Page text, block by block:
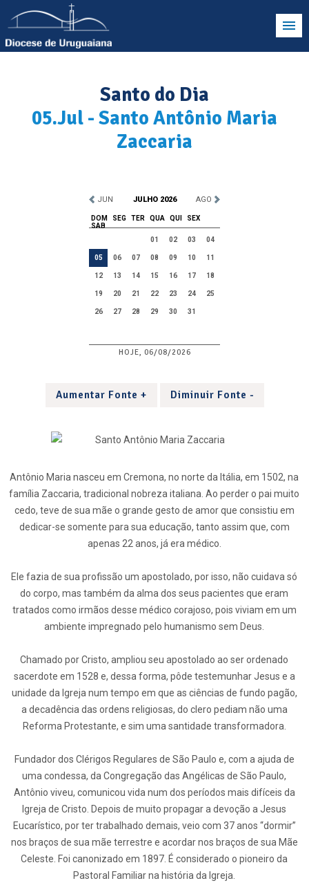
Santo do Dia
05.Jul - Santo Antônio Maria
Zaccaria
JUN JULHO 2026 AGO
DOM SEG TER QUA QUI
SEX
SAB
01
02 03 04
05 06 07 08 09 10 11
12 13 14 15 16 17 18
19 20 21 22 23 24 25
26 27 28 29 30 31
HOJE, 06/08/2026
Aumentar Fonte + Diminuir Fonte -
Antônio Maria nasceu em Cremona, no norte da Itália, em 1502, na
família Zaccaria, tradicional nobreza italiana. Ao perder o pai muito
cedo, teve de sua mãe o grande gesto de amor que consistiu em
dedicar-se somente para sua educação, tanto assim que, com
apenas 22 anos, já era médico.
Ele fazia de sua profissão um apostolado, por isso, não cuidava só
do corpo, mas também da alma dos seus pacientes que eram
tratados como irmãos desse médico corajoso, pois viviam em um
ambiente impregnado pelo humanismo sem Deus.
Chamado por Cristo, ampliou seu apostolado ao ser ordenado
sacerdote em 1528 e, dessa forma, pôde testemunhar Jesus e a
unidade da Igreja num tempo em que as ciências de fundo pagão,
a decadência das ordens religiosas, do clero pediam não uma
Reforma Protestante, e sim uma santidade transformadora.
Fundador dos Clérigos Regulares de São Paulo e, com a ajuda de
uma condessa, da Congregação das Angélicas de São Paulo,
Antônio viveu, comunicou vida num dos períodos mais difíceis da
Igreja de Cristo. Depois de muito propagar a devoção a Jesus
Eucarístico, por ter trabalhado demais, veio com 37 anos “dormir”
nos braços de sua mãe terrestre e acordar nos braços de sua Mãe
Celeste. Foi canonizado em 1897. É considerado o pioneiro da
Pastoral Familiar na história da Igreja.